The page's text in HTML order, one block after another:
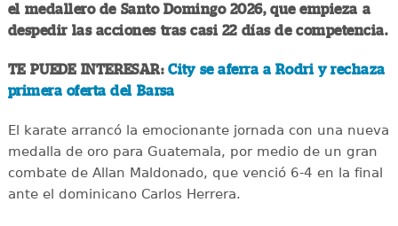
el medallero de Santo Domingo 2026, que empieza a
despedir las acciones tras casi 22 días de competencia.
TE PUEDE INTERESAR:City se aferra a Rodri y rechaza
primera oferta del Barsa
El karate arrancó la emocionante jornada con una nueva
medalla de oro para Guatemala, por medio de un gran
combate de Allan Maldonado, que venció 6-4 en la final
ante el dominicano Carlos Herrera.